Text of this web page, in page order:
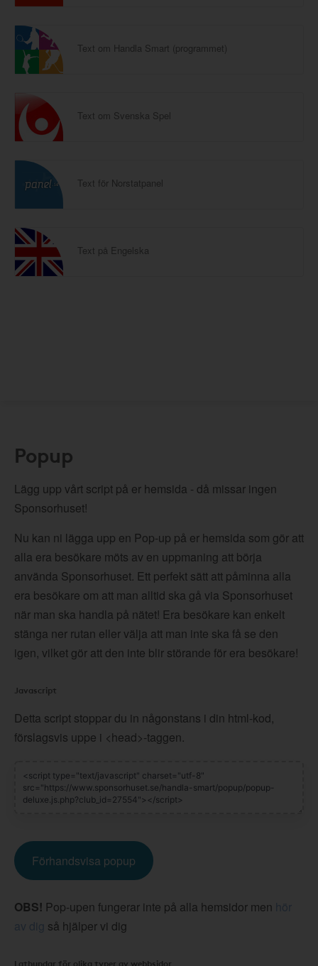
Text om Handla Smart (programmet)
Text om Svenska Spel
Text för Norstatpanel
Text på Engelska
Popup
Lägg upp vårt script på er hemsida - då missar ingen
Sponsorhuset!
Nu kan ni lägga upp en Pop-up på er hemsida som gör att
alla era besökare möts av en uppmaning att börja
använda Sponsorhuset. Ett perfekt sätt att påminna alla
era besökare om att man alltid ska gå via Sponsorhuset
när man ska handla på nätet! Era besökare kan enkelt
stänga ner rutan eller välja att man inte ska få se den
igen, vilket gör att den inte blir störande för era besökare!
Javascript
Detta script stoppar du in någonstans i din html-kod,
förslagsvis uppe i <head>-taggen.
Förhandsvisa popup
OBS! Pop-upen fungerar inte på alla hemsidor men
hör
av dig så hjälper vi dig
Lathundar för olika typer av webbsidor